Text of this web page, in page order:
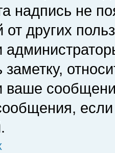
надпись не
от других
заметку,
ваше